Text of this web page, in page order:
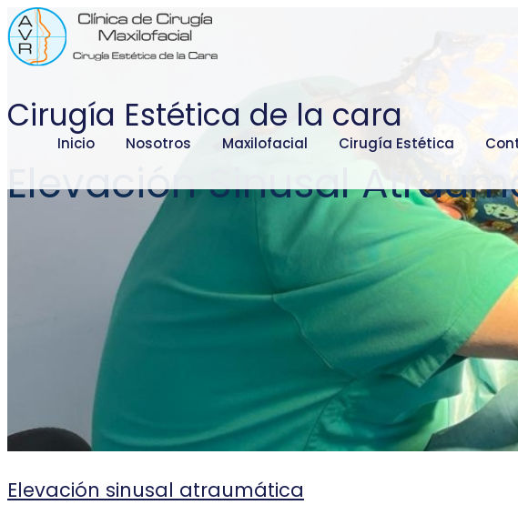
Cirugía Estética de la cara
Inicio Nosotros Maxilofacial Cirugía Estética
Elevación Sinusal
Elevación sinusal atraumática